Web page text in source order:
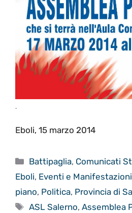
.
Eboli, 15 marzo 2014
Categorie
Battipaglia, Comunicati
Eboli, Eventi e Manifestazioni
piano, Politica, Provincia di
Tag
ASL Salerno,Assemblea